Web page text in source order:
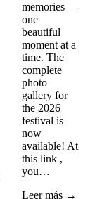
memories —
one
beautiful
moment at a
time. The
complete
photo
gallery for
the 2026
festival is
now
available! At
this link ,
you…
Leer más →